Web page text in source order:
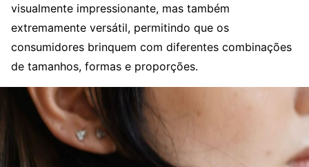
visualmente impressionante, mas também
extremamente versátil, permitindo que os
consumidores brinquem com diferentes combinações
de tamanhos, formas e proporções.